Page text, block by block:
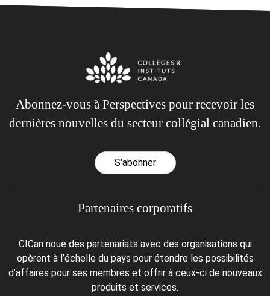
Abonnez-vous à Perspectives pour recevoir les
dernières nouvelles du secteur collégial canadien.
S'abonner
Partenaires corporatifs
CICan noue des partenariats avec des organisations qui
opèrent à l’échelle du pays pour étendre les possibilités
d’affaires pour ses membres et offrir à ceux-ci de nouveaux
produits et services.